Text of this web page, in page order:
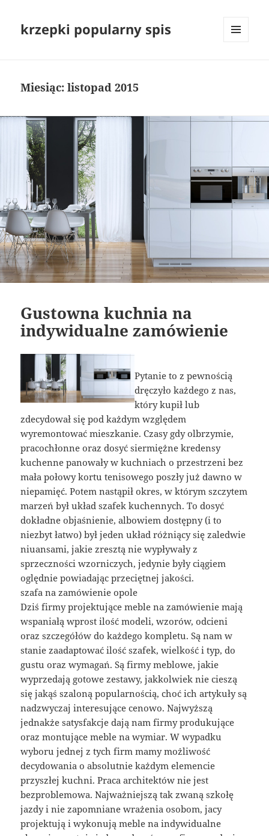
krzepki popularny spis
Miesiąc:listopad 2015
Gustowna kuchnia na
indywidualne zamówienie
Pytanie to z pewnością
dręczyło każdego z nas,
który kupił lub
zdecydował się pod każdym względem
wyremontować mieszkanie. Czasy gdy olbrzymie,
pracochłonne oraz dosyć siermiężne kredensy
kuchenne panowały w kuchniach o przestrzeni bez
mała połowy kortu tenisowego poszły już dawno w
niepamięć. Potem nastąpił okres, w którym szczytem
marzeń był układ szafek kuchennych. To dosyć
dokładne objaśnienie, albowiem dostępny (i to
niezbyt łatwo) był jeden układ różniący się zaledwie
niuansami, jakie zresztą nie wypływały z
sprzeczności wzorniczych, jedynie były ciągiem
oględnie powiadając przeciętnej jakości.
szafa na zamówienie opole
Dziś firmy projektujące meble na zamówienie mają
wspaniałą wprost ilość modeli, wzorów, odcieni
oraz szczegółów do każdego kompletu. Są nam w
stanie zaadaptować ilość szafek, wielkość i typ, do
gustu oraz wymagań. Są firmy meblowe, jakie
wyprzedają gotowe zestawy, jakkolwiek nie cieszą
się jakąś szaloną popularnością, choć ich artykuły są
nadzwyczaj interesujące cenowo. Najwyższą
jednakże satysfakcje dają nam firmy produkujące
oraz montujące meble na wymiar. W wypadku
wyboru jednej z tych firm mamy możliwość
decydowania o absolutnie każdym elemencie
przyszłej kuchni. Praca architektów nie jest
bezproblemowa. Najważniejszą tak zwaną szkołę
jazdy i nie zapomniane wrażenia osobom, jacy
projektują i wykonują meble na indywidualne